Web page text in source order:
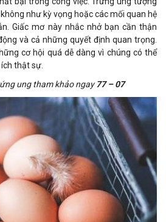
như kỳ vọng hoặc các mối quan hệ
Giấc mơ này nhắc nhở bạn cần thận
và cả những quyết định quan trọng.
cơ hội quá dễ dàng vì chúng có thể
thật sự.
ung tham khảo ngay 77 – 07